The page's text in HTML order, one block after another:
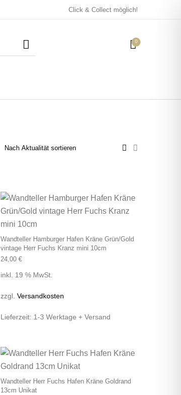
Click & Collect möglich!
0
Wandteller Hamburger Hafen Kräne Grün/Gold
vintage Herr Fuchs Kranz mini 10cm
24,00 €
inkl. 19 % MwSt.
zzgl. Versandkosten
Lieferzeit: 1-3 Werktage + Versand
Wandteller Herr Fuchs Hafen Kräne Goldrand
13cm Unikat